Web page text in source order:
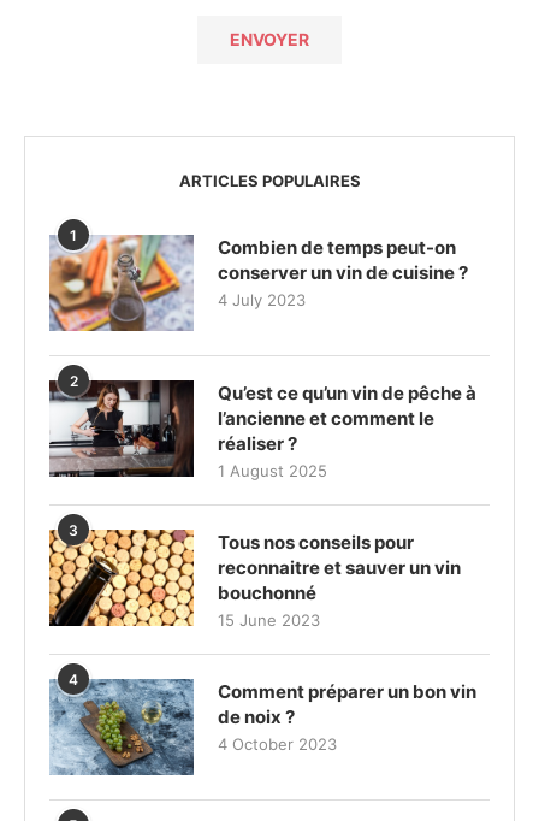
ARTICLES POPULAIRES
1
Combien de temps peut-on
conserver un vin de cuisine ?
4 July 2023
2
Qu’est ce qu’un vin de pêche à
l’ancienne et comment le
réaliser ?
1 August 2025
3
Tous nos conseils pour
reconnaitre et sauver un vin
bouchonné
15 June 2023
4
Comment préparer un bon vin
de noix ?
4 October 2023